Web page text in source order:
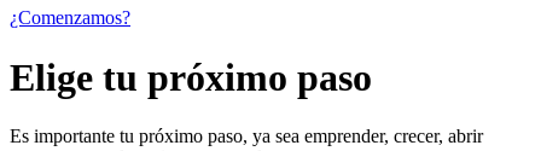
¿Comenzamos?
Elige tu próximo paso
Es importante tu próximo paso, ya sea emprender, crecer, abrir